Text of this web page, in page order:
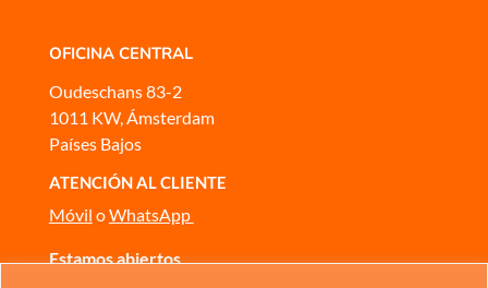
OFICINA CENTRAL
Oudeschans 83-2
1011 KW, Ámsterdam
Países Bajos
ATENCIÓN AL CLIENTE
Móvil oWhatsApp
Estamos abiertos